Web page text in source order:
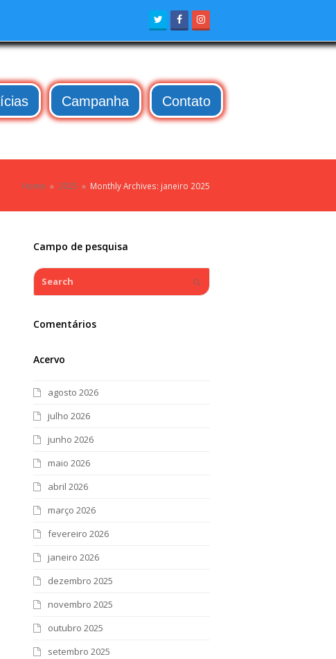
TwitterFacebook
Campanha Contato
Home » 2025 » Monthly Archives: janeiro 2025
Campo de pesquisa
Search
Comentários
Acervo
agosto 2026
julho 2026
junho 2026
maio 2026
abril 2026
março 2026
fevereiro 2026
janeiro 2026
dezembro 2025
novembro 2025
outubro 2025
setembro 2025